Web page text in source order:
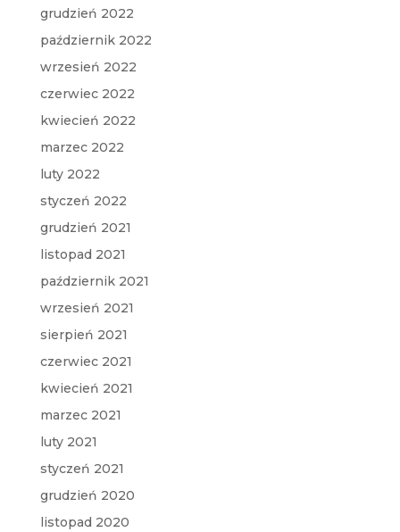
grudzień 2022
październik 2022
wrzesień 2022
czerwiec 2022
kwiecień 2022
marzec 2022
luty 2022
styczeń 2022
grudzień 2021
listopad 2021
październik 2021
wrzesień 2021
sierpień 2021
czerwiec 2021
kwiecień 2021
marzec 2021
luty 2021
styczeń 2021
grudzień 2020
listopad 2020